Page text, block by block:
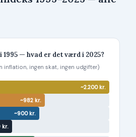
1995 — hvad er det værd i 2025?
inflation, ingen skat, ingen udgifter)
~2.200 kr.
~982 kr.
~900 kr.
kr.